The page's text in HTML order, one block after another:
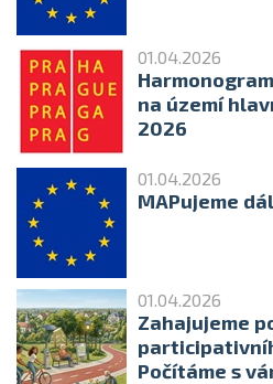
01.04.2026
na území
2026
01.04.2026
MAPujeme
01.04.2026
Zahajujeme
Počítáme s